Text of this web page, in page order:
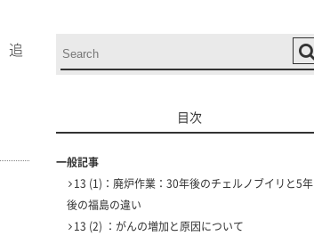
追
目次
一般記事
13 (1)：廃炉作業：30年後のチェルノブイリと5年
後の福島の違い
13 (2) ：がんの増加と原因について